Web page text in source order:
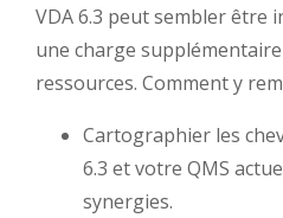
VDA 6.3 peut sembler être
une charge
ressources. Comment y
Cartographier les
6.3 et votre QMS
synergies.